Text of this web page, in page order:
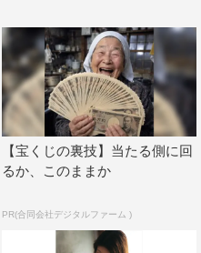
【宝くじの裏技】当たる側に回
るか、このままか
PR(合同会社デジタルファーム )